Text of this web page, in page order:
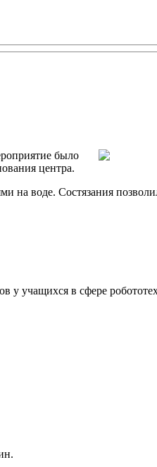
было
центра.
воде. Состязания
у учащихся в сфере